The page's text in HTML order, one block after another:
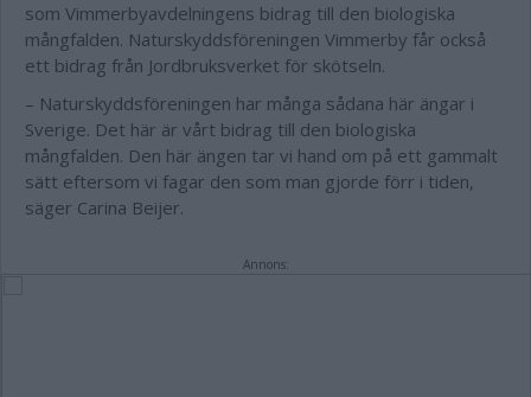
som Vimmerbyavdelningens bidrag till den biologiska
mångfalden. Naturskyddsföreningen Vimmerby får också
ett bidrag från Jordbruksverket för skötseln.
– Naturskyddsföreningen har många sådana här ängar i
Sverige. Det här är vårt bidrag till den biologiska
mångfalden. Den här ängen tar vi hand om på ett gammalt
sätt eftersom vi fagar den som man gjorde förr i tiden,
säger Carina Beijer.
Annons: